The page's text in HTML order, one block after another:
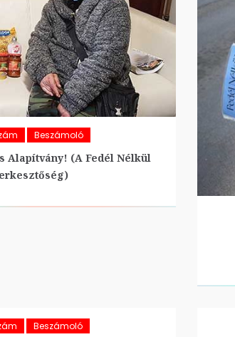
Beszámoló
Alapítvány! (A Fedél Nélkül
Beszámoló